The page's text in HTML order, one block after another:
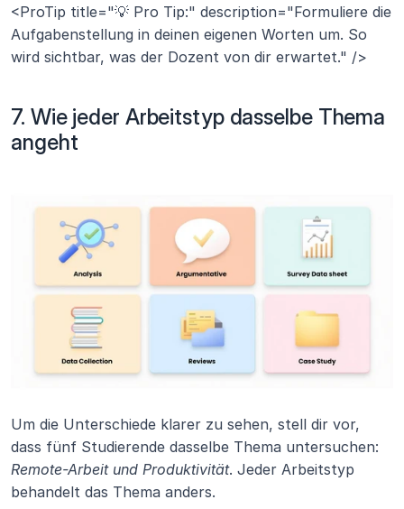
<ProTip title="💡 Pro Tip:" description="Formuliere die
Aufgabenstellung in deinen eigenen Worten um. So
wird sichtbar, was der Dozent von dir erwartet." />
7. Wie jeder Arbeitstyp dasselbe Thema
angeht
Um die Unterschiede klarer zu sehen, stell dir vor,
Remote-Arbeit und Produktivität. Jeder Arbeitstyp
behandelt das Thema anders.